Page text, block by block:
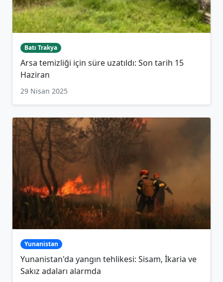
Batı Trakya
Arsa temizliği için süre uzatıldı: Son tarih 15
Haziran
29 Nisan 2025
Yunanistan
Yunanistan'da yangın tehlikesi: Sisam, İkaria ve
Sakız adaları alarmda